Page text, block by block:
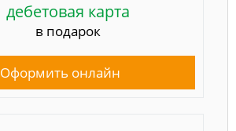
дебетовая карта
в подарок
Оформить онлайн